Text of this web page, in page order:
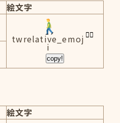
絵文字
twrelative_emoj
i
copy!
絵文字